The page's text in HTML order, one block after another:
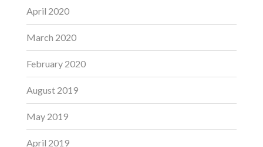
April 2020
March 2020
February 2020
August 2019
May 2019
April 2019